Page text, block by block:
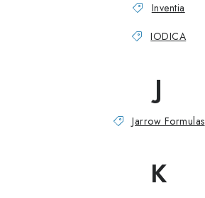
Inventia
IODICA
J
Jarrow Formulas
K